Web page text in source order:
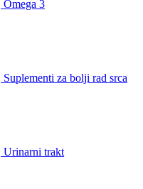
Omega 3
Suplementi za bolji rad srca
Urinarni trakt